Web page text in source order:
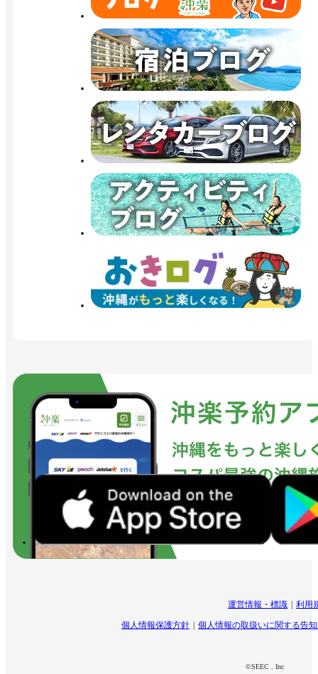
運営情報・標識 利用
個人情報保護方針 個人情報の取扱いに関する告
©SEEC . Inc